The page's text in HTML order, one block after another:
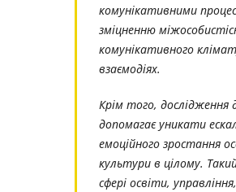
комунікативними
зміцненню
комунікативного
взаємодіях.
Крім того,
допомагає уникати
емоційного зростання
культури в цілому.
сфері освіти,